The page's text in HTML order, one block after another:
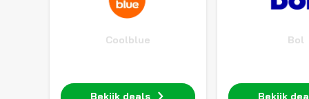
Coolblue
Bekijk deals
Bol
Bekijk